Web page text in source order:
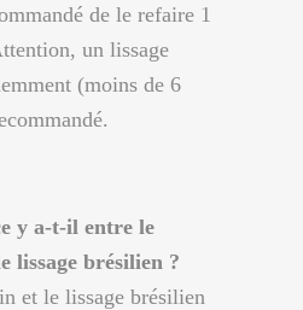
de le refaire 1
un lissage
(moins de 6
y a-t-il entre le
lissage brésilien ?
et le lissage brésilien